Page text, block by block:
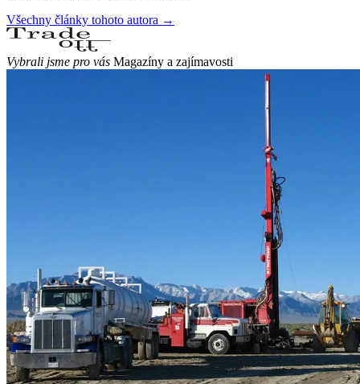
Všechny články tohoto autora →
Vybrali jsme pro vás Magazíny a zajímavosti